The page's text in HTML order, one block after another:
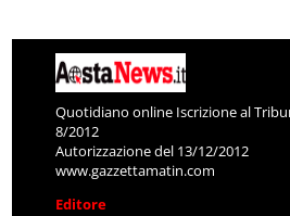
Quotidiano online Iscrizione al
8/2012
Autorizzazione del 13/12/2012
www.gazzettamatin.com
Editore